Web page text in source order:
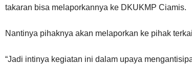
takaran bisa melaporkannya ke DKUKMP Ciamis.
Nantinya pihaknya akan melaporkan ke pihak
“Jadi intinya kegiatan ini dalam upaya